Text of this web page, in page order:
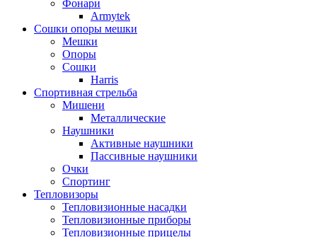
Фонари
Armytek
Сошки опоры мешки
Мешки
Опоры
Сошки
Harris
Спортивная стрельба
Мишени
Металлические
Наушники
Активные наушники
Пассивные наушники
Очки
Спортинг
Тепловизоры
Тепловизионные насадки
Тепловизионные приборы
Тепловизионные прицелы